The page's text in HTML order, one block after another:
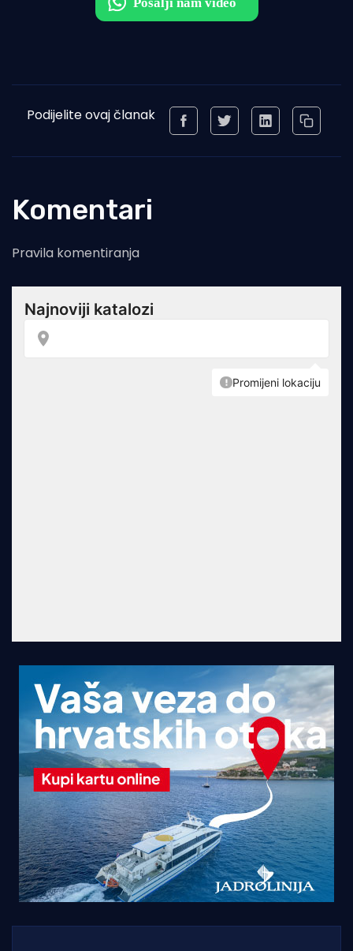
Podijelite ovaj članak
Komentari
Pravila komentiranja